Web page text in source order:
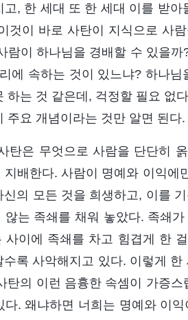
고, 한 세대 또 한 세대 이를 받
것이 바로 사탄이 지식으로 사
람이 하나님을 경배할 수 있을
에 속하는 것이 있느냐? 하나
는 것 같은데, 걱정할 필요 없다
주요 개념이라는 것만 알면 된다.
탄은 무엇으로 사람을 단단히
배한다. 사람이 명예와 이익
신의 모든 것을 희생하고, 이를
않는 족쇄를 채워 놓았다. 족쇄
이에 족쇄를 차고 힘겹게 한
수록 사악해지고 있다. 이렇게
탄의 이런 음흉한 속셈이 가증
. 왜냐하면 너희는 명예와 이